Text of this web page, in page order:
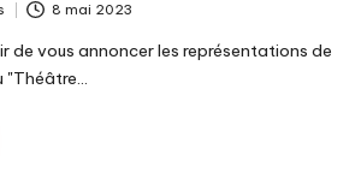
8 mai 2023
de vous annoncer les représentations de
"Théâtre…